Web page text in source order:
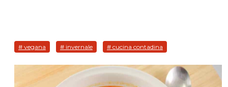
# vegana # invernale # cucina contadina